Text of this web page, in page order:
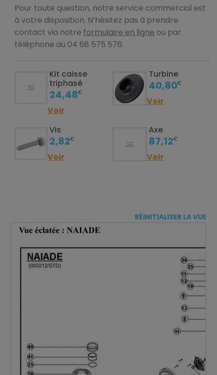
Pour toute question, notre service commercial est
à votre disposition. N’hésitez pas à prendre
contact via notre formulaire en ligne ou par
téléphone au 04 68 575 576.
Kit caisse
triphasé
24,48€
Voir
Turbine
40,80€
Voir
Vis
2,82€
Voir
Axe
87,12€
Voir
RÉINITIALISER LA VUE